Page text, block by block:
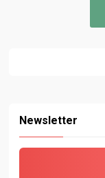
Newsletter